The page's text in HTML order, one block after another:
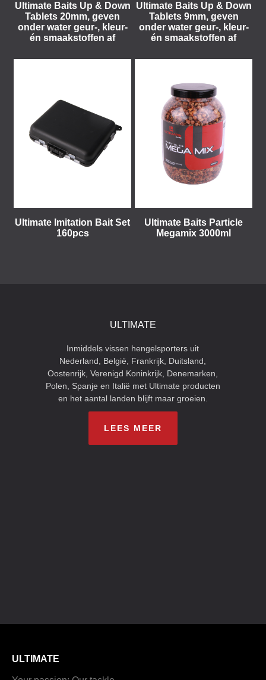
Ultimate Baits Up & Down
Tablets 20mm, geven
onder water geur-, kleur-
én smaakstoffen af
Ultimate Baits Up & Down
Tablets 9mm, geven
onder water geur-, kleur-
én smaakstoffen af
Ultimate Imitation Bait Set
160pcs
Ultimate Baits Particle
Megamix 3000ml
ULTIMATE
Inmiddels vissen hengelsporters uit
Nederland, België, Frankrijk, Duitsland,
Oostenrijk, Verenigd Koninkrijk, Denemarken,
Polen, Spanje en Italië met Ultimate producten
en het aantal landen blijft maar groeien.
LEES MEER
ULTIMATE